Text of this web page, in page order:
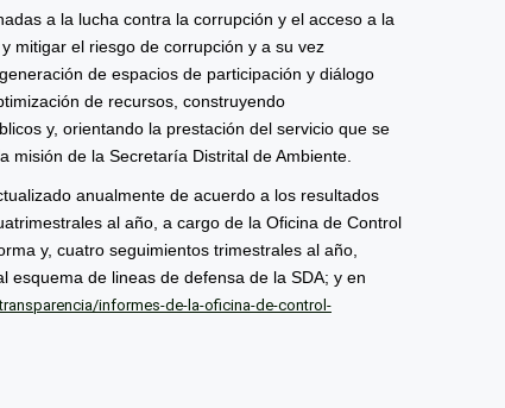
a la lucha contra la corrupción y el acceso a la
mitigar el riesgo de corrupción y a su vez
de espacios de participación y diálogo
de recursos, construyendo
y, orientando la prestación del servicio que se
de la Secretaría Distrital de Ambiente.
anualmente de acuerdo a los resultados
al año, a cargo de la Oficina de Control
y, cuatro seguimientos trimestrales al año,
de lineas de defensa de la SDA; y en
informes-de-la-oficina-de-control-